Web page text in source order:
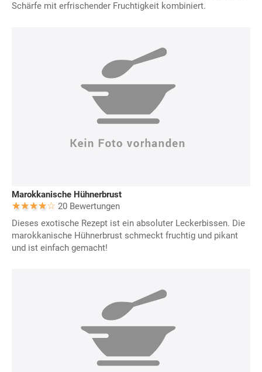
Schärfe mit erfrischender Fruchtigkeit kombiniert.
Marokkanische Hühnerbrust
20 Bewertungen
Dieses exotische Rezept ist ein absoluter Leckerbissen. Die
marokkanische Hühnerbrust schmeckt fruchtig und pikant
und ist einfach gemacht!